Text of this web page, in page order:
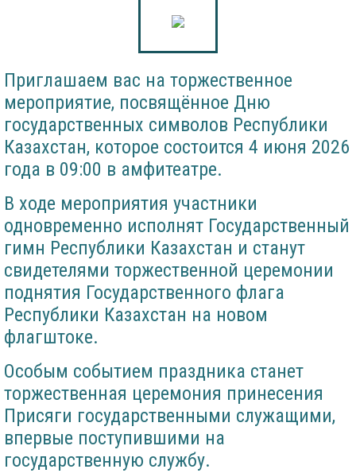
Приглашаем вас на торжественное
мероприятие, посвящённое Дню
государственных символов Республики
Казахстан, которое состоится 4 июня 2026
года в 09:00 в амфитеатре.
В ходе мероприятия участники
одновременно исполнят Государственный
гимн Республики Казахстан и станут
свидетелями торжественной церемонии
поднятия Государственного флага
Республики Казахстан на новом
флагштоке.
Особым событием праздника станет
торжественная церемония принесения
Присяги государственными служащими,
впервые поступившими на
государственную службу.